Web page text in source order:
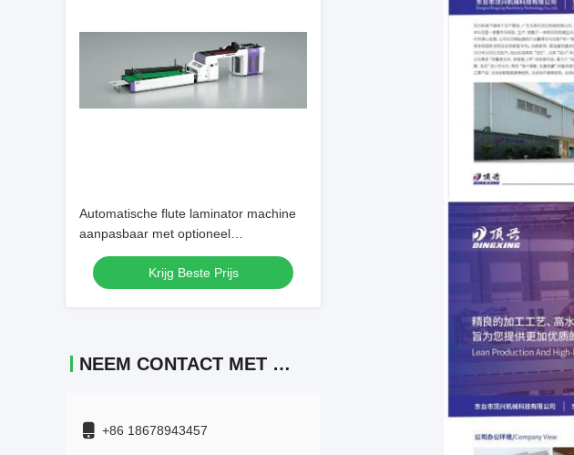
Automatische flute laminator machine
aanpasbaar met optioneel
afstandsbedieningssysteem Perfect
voor geautomatiseerde
verpakkingsprocessen
Krijg Beste Prijs
NEEM CONTACT MET ONS OP
+86 18678943457